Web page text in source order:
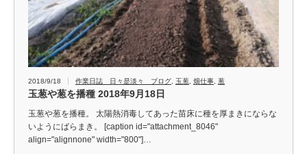
2018/9/18 作業日誌 日々是淡々 ブログ 玉葱 畑仕事 葱
玉葱や葱を播種 2018年9月18日
玉葱や葱を播種。 太陽熱消毒してあった苗床に種を厚まきにならな
いようにばらまき。 [caption id="attachment_8046"
align="alignnone" width="800"]…